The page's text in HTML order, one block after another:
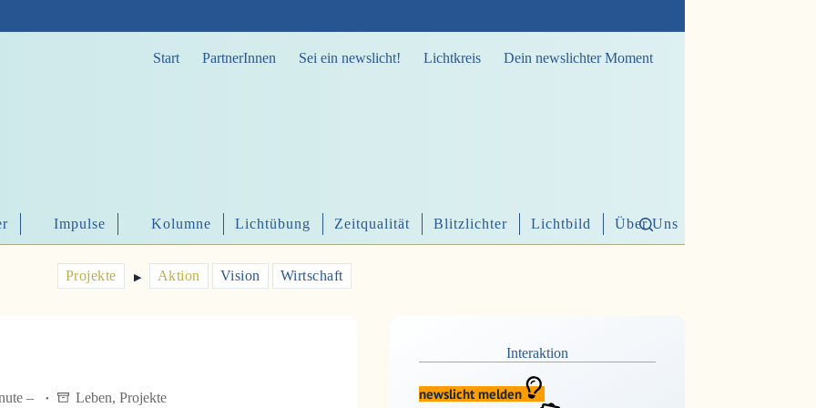
Start PartnerInnen Sei ein newslicht! Lichtkreis Dein newslichter Moment
Impulse Kolumne Lichtübung Zeitqualität Blitzlichter Lichtbild Über Uns
Projekte ▶︎ Aktion Vision Wirtschaft
– Leben, Projekte
Interaktion
newslicht melden